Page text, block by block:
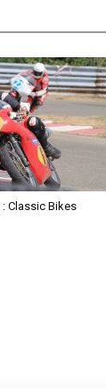
Classic Bikes